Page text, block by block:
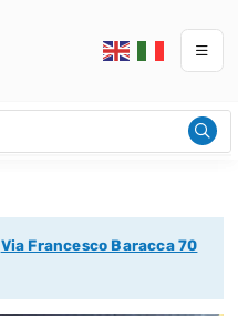
Via Francesco Baracca 70